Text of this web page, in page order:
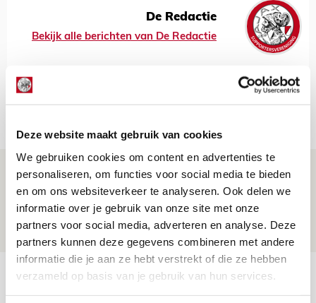
Deze website maakt gebruik van cookies
We gebruiken cookies om content en advertenties te
personaliseren, om functies voor social media te bieden
en om ons websiteverkeer te analyseren. Ook delen we
informatie over je gebruik van onze site met onze
partners voor social media, adverteren en analyse. Deze
partners kunnen deze gegevens combineren met andere
informatie die je aan ze hebt verstrekt of die ze hebben
verzameld op basis van je gebruik van hun services.
De Redactie
Bekijk alle berichten van De Redactie
Drie dingen die je moet weten over PEC
Zwolle - Ajax
08 AUGUSTUS 2026 - 12:32
NIEUWS
Míchels elf: met welke formatie begin
jij aan nieuw eredivisieseizoen?